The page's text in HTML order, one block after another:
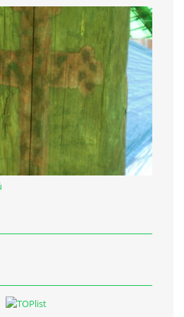
"Komenský" v Choceradech z.s.
4
Chocerady
498 28 614
osoba:
Cinkeisová
967 851